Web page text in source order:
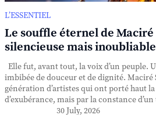
L’ESSENTIEL
Le souffle éternel de
silencieuse mais inoubliable
Elle fut, avant tout, la voix d’un peuple.
imbibée de douceur et de dignité. Maciré
génération d’artistes qui ont porté haut
d’exubérance, mais par la constance
30 July, 2026